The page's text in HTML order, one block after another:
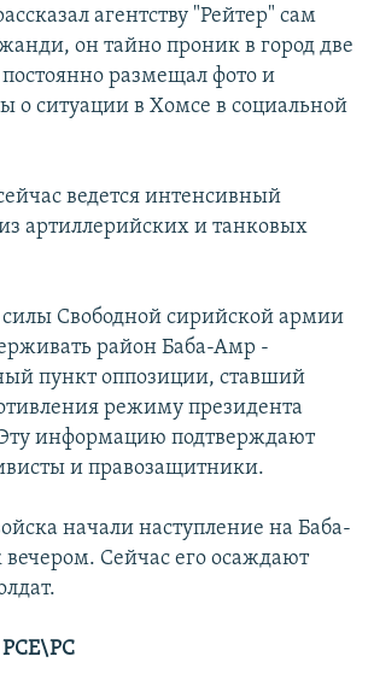
агентству "Рейтер" сам
он тайно проник в город две
размещал фото и
о ситуации в Хомсе в социальной
ведется интенсивный
артиллерийских и танковых
силы Свободной сирийской армии
район Баба-Амр -
пункт оппозиции, ставший
режиму президента
информацию подтверждают
и правозащитники.
начали наступление на Баба-
Сейчас его осаждают
РСЕ\РС